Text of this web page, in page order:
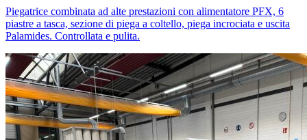
Piegatrice combinata ad alte prestazioni con alimentatore PFX, 6
piastre a tasca, sezione di piega a coltello, piega incrociata e uscita
Palamides. Controllata e pulita.